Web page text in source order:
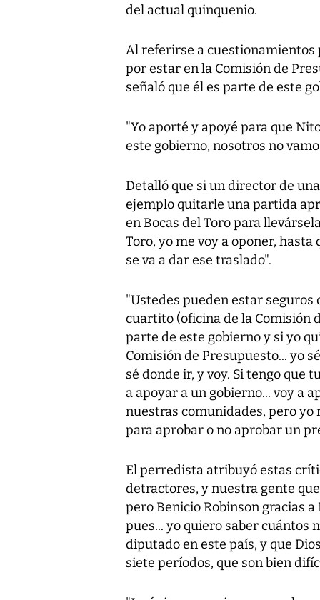
del actual quinquenio.
Al referirse a
por estar en la Comisión de
señaló que él es parte de este
"Yo aporté y apoyé para que
este gobierno, nosotros no
Detalló que si un director de
ejemplo quitarle una partida
en Bocas del Toro para
Toro, yo me voy a oponer,
se va a dar ese traslado".
"Ustedes pueden estar seguros
cuartito (oficina de la Comisión
parte de este gobierno y si yo
Comisión de Presupuesto... yo
sé donde ir, y voy. Si tengo que
a apoyar a un gobierno... voy a
nuestras comunidades, pero yo
para aprobar o no aprobar un
El perredista atribuyó estas
detractores, y nuestra gente
pero Benicio Robinson gracias
pues... yo quiero saber cuántos
diputado en este país, y que
siete períodos, que son bien